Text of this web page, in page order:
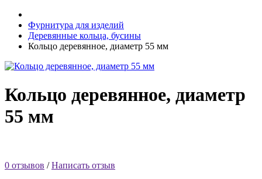
Фурнитура для изделий
Деревянные кольца, бусины
Кольцо деревянное, диаметр 55 мм
Кольцо деревянное, диаметр
55 мм
0 отзывов /Написать отзыв